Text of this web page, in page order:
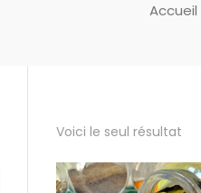
Accueil
Voici le seul résultat